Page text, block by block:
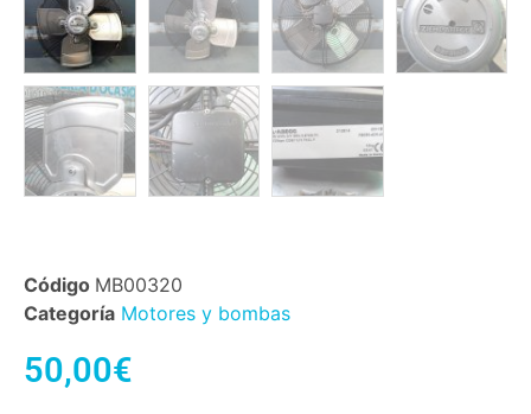
Código MB00320
Categoría Motores y bombas
50,00€